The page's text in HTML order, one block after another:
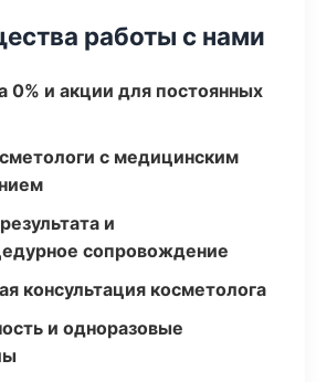
работы с нами
0% и акции для постоянных
с медицинским
и
сопровождение
консультация косметолога
и одноразовые